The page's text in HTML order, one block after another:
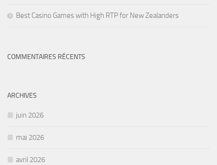
Best Casino Games with High RTP for New Zealanders
COMMENTAIRES RÉCENTS
ARCHIVES
juin 2026
mai 2026
avril 2026